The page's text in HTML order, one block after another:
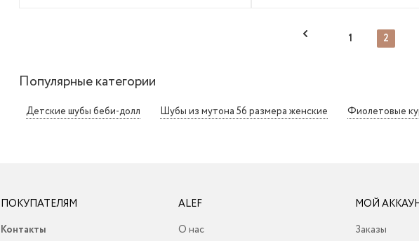
1 2
Популярные категории
Детские шубы беби-долл Шубы из мутона 56 размера женские Фиолетовые
ПОКУПАТЕЛЯМ
Контакты
ALEF
О нас
МОЙ
Заказы